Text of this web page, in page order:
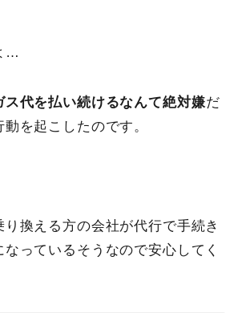
…
ス代を払い続けるなんて絶対嫌だ
を起こしたのです。
換える方の会社が代行で手続き
っているそうなので安心してく